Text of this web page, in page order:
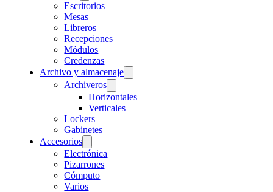
Escritorios
Mesas
Libreros
Recepciones
Módulos
Credenzas
Archivo y almacenaje
Archiveros
Horizontales
Verticales
Lockers
Gabinetes
Accesorios
Electrónica
Pizarrones
Cómputo
Varios